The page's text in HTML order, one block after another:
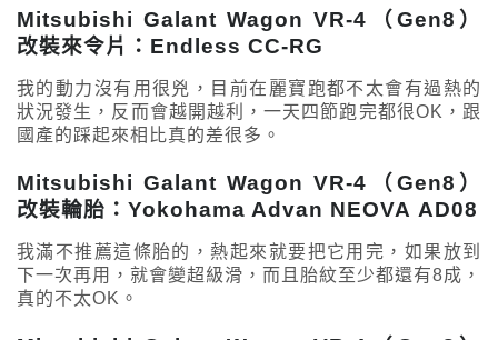
Mitsubishi Galant Wagon VR-4（Gen8）
改裝來令片：Endless CC-RG
我的動力沒有用很兇，目前在麗寶跑都不太會有過熱的
狀況發生，反而會越開越利，一天四節跑完都很OK，跟
國產的踩起來相比真的差很多。
Mitsubishi Galant Wagon VR-4（Gen8）
改裝輪胎：Yokohama Advan NEOVA AD08
我滿不推薦這條胎的，熱起來就要把它用完，如果放到
下一次再用，就會變超級滑，而且胎紋至少都還有8成，
真的不太OK。
車主心得